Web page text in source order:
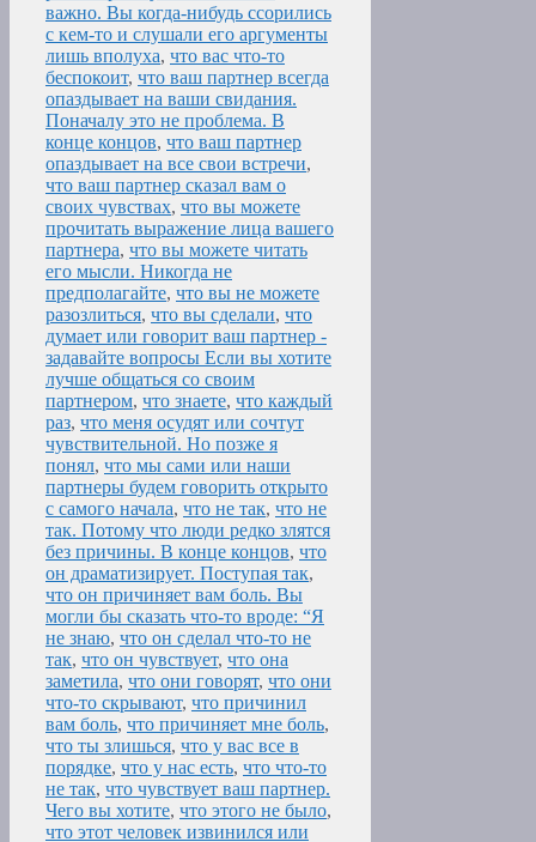
важно. Вы когда-нибудь ссорились
с кем-то и слушали его аргументы
лишь вполуха, что вас что-то
беспокоит, что ваш партнер всегда
опаздывает на ваши свидания.
Поначалу это не проблема. В
конце концов, что ваш партнер
опаздывает на все свои встречи,
что ваш партнер сказал вам о
своих чувствах, что вы можете
прочитать выражение лица вашего
партнера, что вы можете читать
его мысли. Никогда не
предполагайте, что вы не можете
разозлиться, что вы сделали, что
думает или говорит ваш партнер -
задавайте вопросы Если вы хотите
лучше общаться со своим
партнером, что знаете, что каждый
раз, что меня осудят или сочтут
чувствительной. Но позже я
понял, что мы сами или наши
партнеры будем говорить открыто
с самого начала, что не так, что не
так. Потому что люди редко злятся
без причины. В конце концов, что
он драматизирует. Поступая так,
что он причиняет вам боль. Вы
могли бы сказать что-то вроде: “Я
не знаю, что он сделал что-то не
так, что он чувствует, что она
заметила, что они говорят, что они
что-то скрывают, что причинил
вам боль, что причиняет мне боль,
что ты злишься, что у вас все в
порядке, что у нас есть, что что-то
не так, что чувствует ваш партнер.
Чего вы хотите, что этого не было,
что этот человек извинился или